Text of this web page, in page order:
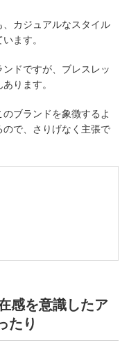
カジュアルなスタイル
ます。
ドですが、ブレスレッ
ります。
ブランドを象徴するよ
で、さりげなく主張で
感を意識したア
たり